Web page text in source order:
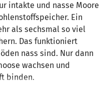
intakte und nasse Moore
Ein
als sechsmal so viel
Das funktioniert
nass sind. Nur dann
wachsen und
binden.